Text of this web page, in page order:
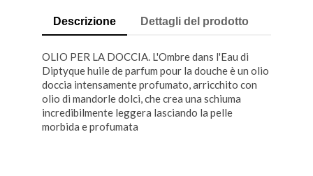
Descrizione Dettagli del prodotto
OLIO PER LA DOCCIA. L'Ombre dans l'Eau di
Diptyque huile de parfum pour la douche è un olio
doccia intensamente profumato, arricchito con
olio di mandorle dolci, che crea una schiuma
incredibilmente leggera lasciando la pelle
morbida e profumata